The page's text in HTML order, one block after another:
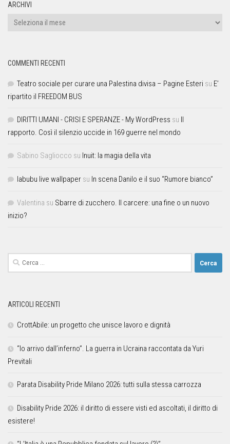
ARCHIVI
COMMENTI RECENTI
Teatro sociale per curare una Palestina divisa – Pagine Esteri su E’
ripartito il FREEDOM BUS
DIRITTI UMANI - CRISI E SPERANZE - My WordPress su Il
rapporto. Così il silenzio uccide in 169 guerre nel mondo
Sabino Sagliocco su Inuit: la magia della vita
labubu live wallpaper su In scena Danilo e il suo “Rumore bianco”
Valentina su Sbarre di zucchero. Il carcere: una fine o un nuovo
inizio?
ARTICOLI RECENTI
CrottAbile: un progetto che unisce lavoro e dignità
“Io arrivo dall’inferno”. La guerra in Ucraina raccontata da Yuri
Previtali
Parata Disability Pride Milano 2026: tutti sulla stessa carrozza
Disability Pride 2026: il diritto di essere visti ed ascoltati, il diritto di
esistere!